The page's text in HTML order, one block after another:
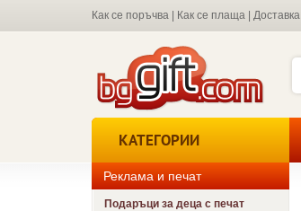
Как се поръчва Как се плаща Доставка
КАТЕГОРИИ
Реклама и печат
Подаръци за деца с печат